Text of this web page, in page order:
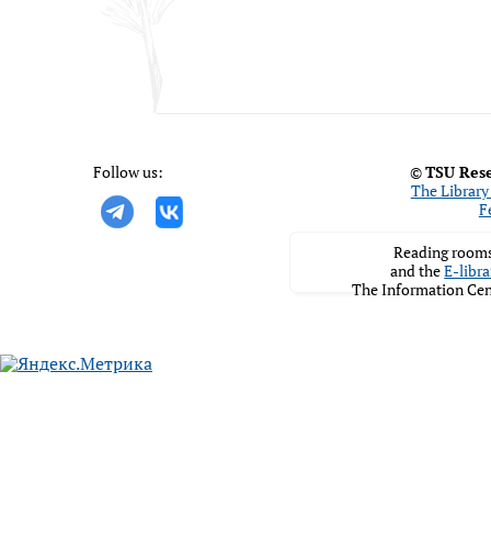
Follow us: ©TSU
The Library
Reading
and theE-
The Information